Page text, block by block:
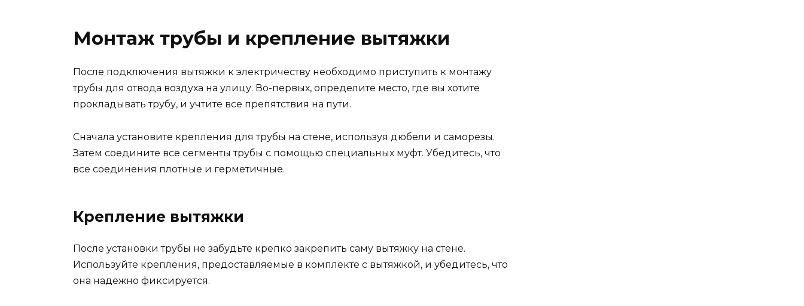
Монтаж трубы и крепление вытяжки
После подключения вытяжки к электричеству необходимо приступить к монтажу
трубы для отвода воздуха на улицу. Во-первых, определите место, где вы хотите
прокладывать трубу, и учтите все препятствия на пути.
Сначала установите крепления для трубы на стене, используя дюбели и саморезы.
Затем соедините все сегменты трубы с помощью специальных муфт. Убедитесь, что
все соединения плотные и герметичные.
Крепление вытяжки
После установки трубы не забудьте крепко закрепить саму вытяжку на стене.
Используйте крепления, предоставляемые в комплекте с вытяжкой, и убедитесь, что
она надежно фиксируется.